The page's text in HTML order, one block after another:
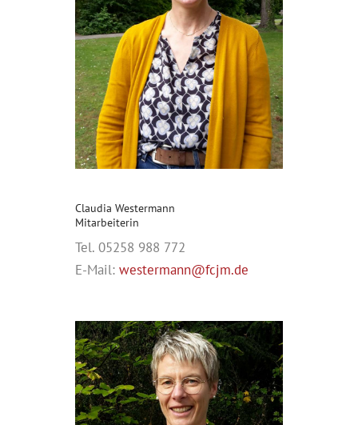
Claudia Westermann
Mitarbeiterin
Tel. 05258 988 772
E-Mail: westermann@fcjm.de